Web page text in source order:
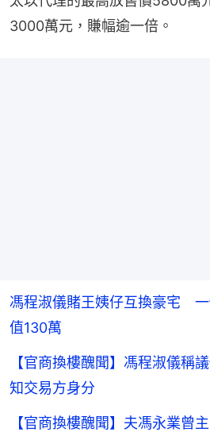
3000萬元，賺幅逾一倍。
馮程淑儀賭王姨仔互換豪宅
值130萬
【官商換樓醜聞】馮程淑儀稱
知交易方身分
【官商換樓醜聞】夫馮永業曾